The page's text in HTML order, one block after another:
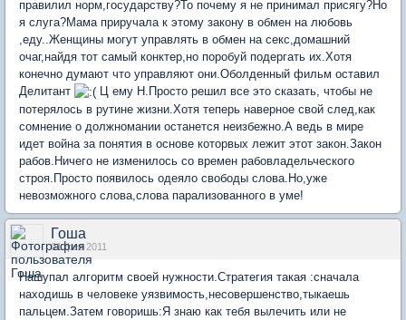
правилил норм,государству?То почему я не принимал присягу?Но
я слуга?Мама приручала к этому закону в обмен на любовь
,еду..Женщины могут управлять в обмен на секс,домашний
очаг,найдя тот самый конктер,но поробуй подергать их.Хотя
конечно думают что управляют они.Оболденный фильм оставил
Делитант
Ц ему Н.Просто решил все это сказать, чтобы не
потерялось в рутине жизни.Хотя теперь наверное свой след,как
сомнение о должномании останется неизбежно.А ведь в мире
идет война за понятия в основе которвых лежит этот закон.Закон
рабов.Ничего не изменилось со времен рабовладельческого
строя.Просто появилось одеяло свободы слова.Но,уже
невозможного слова,слова парализованного в уме!
Гоша
01 фев 2011
Нашупал алгоритм своей нужности.Стратегия такая :сначала
находишь в человеке уязвимость,несовершенство,тыкаешь
пальцем.Затем говоришь:Я знаю как тебя вылечить или не